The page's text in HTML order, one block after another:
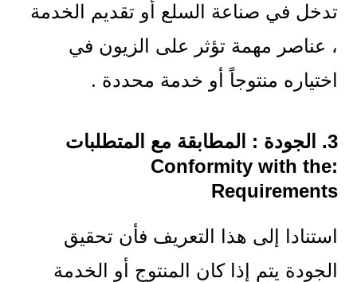
تدخل في صناعة السلع أو تقديم الخدمة
، عناصر مهمة تؤثر على الزيون في
اختياره منتوجاً أو خدمة محددة .
3. الجودة : المطابقة مع المتطلبات
:Conformity with the
Requirements
استنادا إلى هذا التعريف فأن تحقيق
الجودة يتم إذا كان المنتوج أو الخدمة